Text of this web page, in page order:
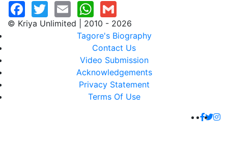
© Kriya Unlimited | 2010 - 2026
Tagore's Biography
Contact Us
Video Submission
Acknowledgements
Privacy Statement
Terms Of Use